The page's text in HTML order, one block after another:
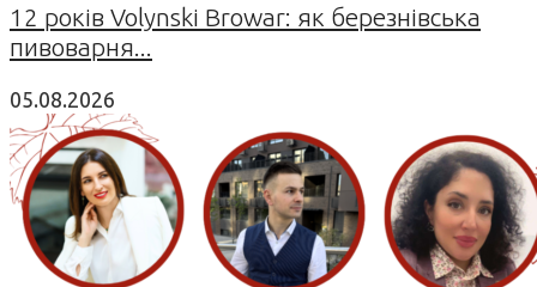
12 років Volynski Browar: як березнівська
пивоварня...
05.08.2026